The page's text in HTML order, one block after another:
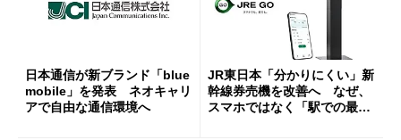
日本通信が新ブランド「blue
mobile」を発表 ネオキャリ
アで自由な通信環境へ
JR東日本「分かりにくい」新
幹線券売機を改善へ なぜ、
スマホではなく「駅での最短